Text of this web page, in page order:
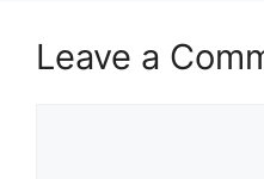
Leave a